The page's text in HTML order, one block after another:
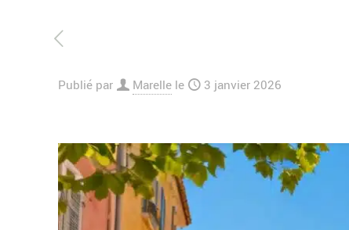
Publié par Marelle le 3 janvier 2026